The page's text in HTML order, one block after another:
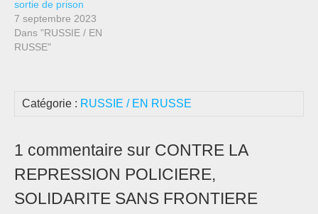
sortie de prison
7 septembre 2023
Dans "RUSSIE / EN
RUSSE"
Catégorie : RUSSIE / EN RUSSE
1 commentaire sur CONTRE LA
REPRESSION POLICIERE,
SOLIDARITE SANS FRONTIERE